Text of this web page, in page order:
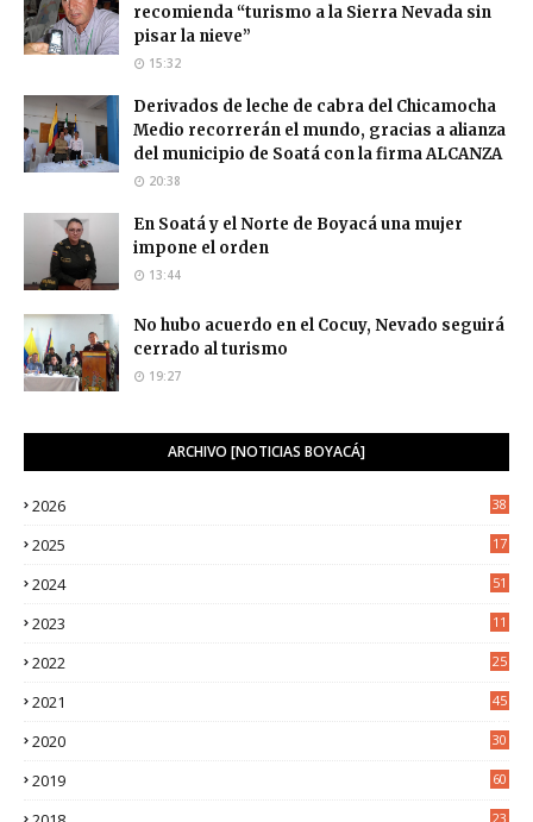
recomienda “turismo a la Sierra Nevada sin
pisar la nieve”
15:32
Derivados de leche de cabra del Chicamocha
Medio recorrerán el mundo, gracias a alianza
del municipio de Soatá con la firma ALCANZA
20:38
En Soatá y el Norte de Boyacá una mujer
impone el orden
13:44
No hubo acuerdo en el Cocuy, Nevado seguirá
cerrado al turismo
19:27
ARCHIVO [NOTICIAS BOYACÁ]
2026 38
2025
17
2024 51
2023
11
2022
25
2021
45
2020
30
2019 60
23